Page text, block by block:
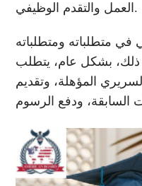
العمل والتقدم الوظيفي.
في متطلباته ومتطلباته
ذلك، بشكل عام، يتطلب
المؤهلة، وتقديم